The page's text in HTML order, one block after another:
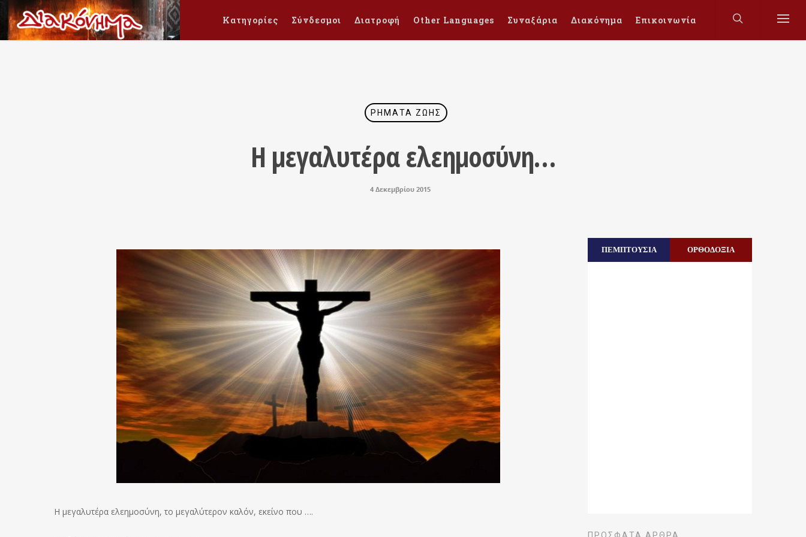
Κατηγορίες Σύνδεσμοι Διατροφή Other Languages Συναξάρια Διακόνημα Επικοινωνία
ΡΉΜΑΤΑ ΖΩΉΣ
Η μεγαλυτέρα ελεημοσύνη…
4 Δεκεμβρίου 2015
Η μεγαλυτέρα ελεημοσύνη, το μεγαλύτερον καλόν, εκείνο που ….
ΠΕΜΠΤΟΥΣΙΑ ΟΡΘΟΔΟΞΙΑ